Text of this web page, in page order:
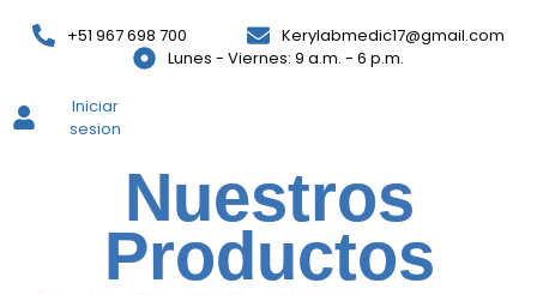
+51 967 698 700
Kerylabmedic17@gmail.com
Lunes - Viernes: 9 a.m. - 6 p.m.
Iniciar
sesion
Nuestros
Productos